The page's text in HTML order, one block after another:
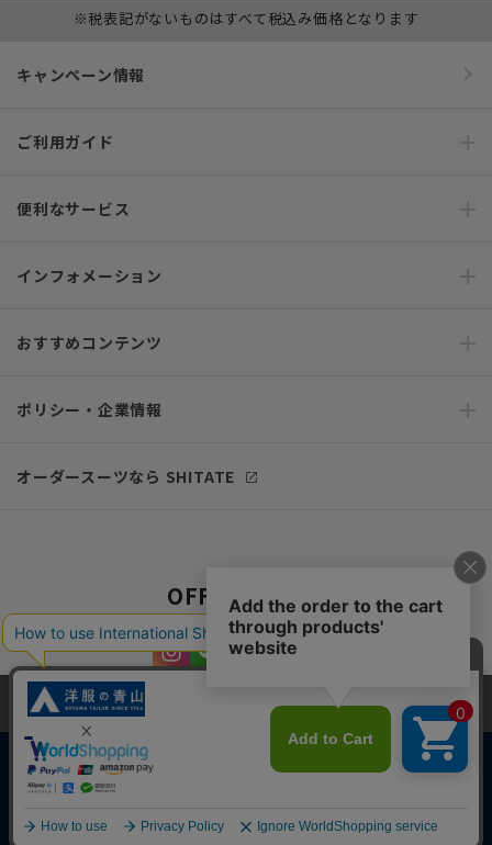
※税表記がないものはすべて税込み価格となります
キャンペーン情報
ご利用ガイド
便利なサービス
インフォメーション
おすすめコンテンツ
ポリシー・企業情報
オーダースーツなら SHITATE
OFFICIAL SNS
Copyright © AOYAMA TRADING Co.,Ltd. All Rights Reserved
当サイトでは、快適な閲覧体験とコンテンツ改善のためにCookieを使用
しています。閲覧を続けることで、Cookieの使用に同意したものとみな
します。詳細については
同意して閉じる